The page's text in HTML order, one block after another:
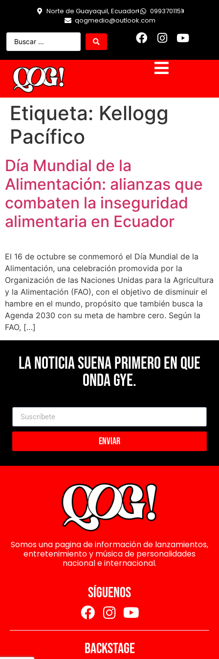
Norte de Guayaquil, Ecuador
0993701151
qogmedio@outlook.com
Etiqueta: Kellogg
Pacífico
Día Mundial de la
Alimentación: alianzas que
combaten la inseguridad
alimentaria en Ecuador
El 16 de octubre se conmemoró el Día Mundial de la
Alimentación, una celebración promovida por la
Organización de las Naciones Unidas para la Agricultura
y la Alimentación (FAO), con el objetivo de disminuir el
hambre en el mundo, propósito que también busca la
Agenda 2030 con su meta de hambre cero. Según la
FAO, […]
La noticia suena primero en Que
Onda Gye.
Enviar
Somos una pagina de información de lanzamientos,
entretenimiento y música de personalidades
nacional e internacional.
SÍGUENOS
BACKSTAGE